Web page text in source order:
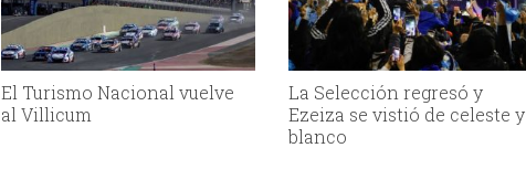
El Turismo Nacional vuelve
al Villicum
La Selección regresó y
Ezeiza se vistió de celeste y
blanco